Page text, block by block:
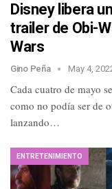
Disney libera
trailer de Obi-
Wars
Gino Peña May 4,
Cada cuatro de mayo
como no podía ser de
lanzando…
ENTRETENIMIENTO